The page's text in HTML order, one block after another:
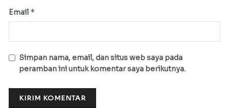
Email *
Simpan nama, email, dan situs web saya pada
peramban ini untuk komentar saya berikutnya.